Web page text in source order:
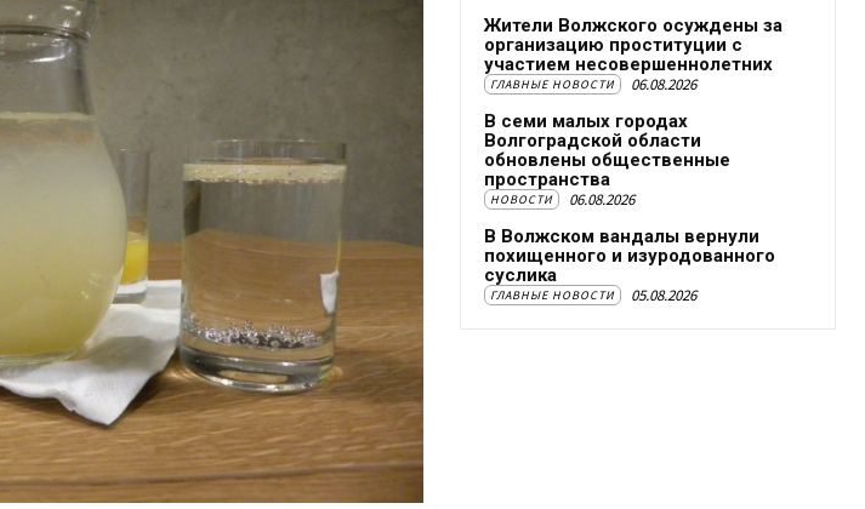
Жители Волжского осуждены за
организацию проституции с
участием несовершеннолетних
ГЛАВНЫЕ НОВОСТИ 06.08.2026
В семи малых городах
Волгоградской области
обновлены общественные
пространства
НОВОСТИ 06.08.2026
В Волжском вандалы вернули
похищенного и изуродованного
суслика
ГЛАВНЫЕ НОВОСТИ 05.08.2026